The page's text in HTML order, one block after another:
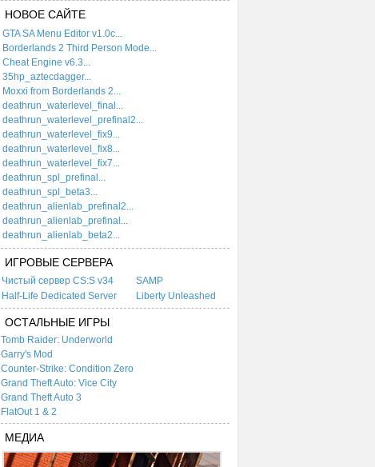
НОВОЕ САЙТЕ
GTA SA Menu Editor v1.0c...
Borderlands 2 Third Person Mode...
Cheat Engine v6.3...
35hp_aztecdagger...
Moxxi from Borderlands 2...
deathrun_waterlevel_final...
deathrun_waterlevel_prefinal2...
deathrun_waterlevel_fix9...
deathrun_waterlevel_fix8...
deathrun_waterlevel_fix7...
deathrun_spl_prefinal...
deathrun_spl_beta3...
deathrun_alienlab_prefinal2...
deathrun_alienlab_prefinal...
deathrun_alienlab_beta2...
ИГРОВЫЕ СЕРВЕРА
Чистый сервер CS:S v34
SAMP
Half-Life Dedicated Server
Liberty Unleashed
ОСТАЛЬНЫЕ ИГРЫ
Tomb Raider: Underworld
Garry's Mod
Counter-Strike: Condition Zero
Grand Theft Auto: Vice City
Grand Theft Auto 3
FlatOut 1 & 2
МЕДИА